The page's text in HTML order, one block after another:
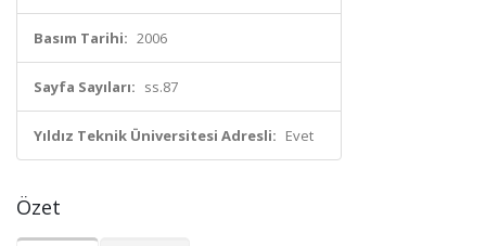
Basım Tarihi: 2006
Sayfa Sayıları: ss.87
Yıldız Teknik Üniversitesi Adresli: Evet
Özet